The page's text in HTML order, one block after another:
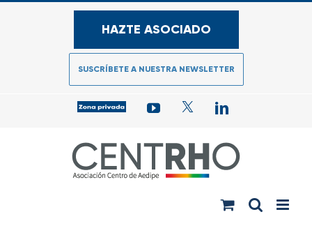
Saltar
HAZTE ASOCIADO
SUSCRÍBETE A NUESTRA NEWSLETTER
Acceso
para
Asociados
YouTube
Twitter LinkedIn